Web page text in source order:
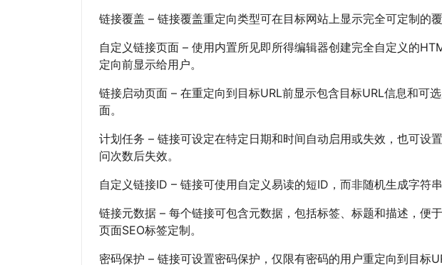
链接覆盖 – 链接覆盖重定向类型可在目标网站上显示完全可定制的覆
自定义链接页面 – 使用内置所见即所得编辑器创建完全自定义的
定向前显示给用户。
链接启动页面 – 在重定向到目标URL前显示包含目标URL信息和可
面。
计划任务 – 链接可设定在特定日期和时间自动启用或失效，也可设
问次数后失效。
自定义链接ID – 链接可使用自定义易读的短ID，而非随机生成字符串
链接元数据 – 每个链接可包含元数据，包括标签、标题和描述，便
页面SEO标签定制。
密码保护 – 链接可设置密码保护，仅限有密码的用户重定向到目标